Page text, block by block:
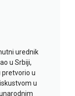
urednik
u Srbiji,
pretvorio u
u